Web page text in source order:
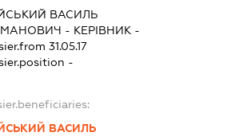
ВАСИЛЬ
- КЕРІВНИК -
31.05.17
-
ВАСИЛЬ